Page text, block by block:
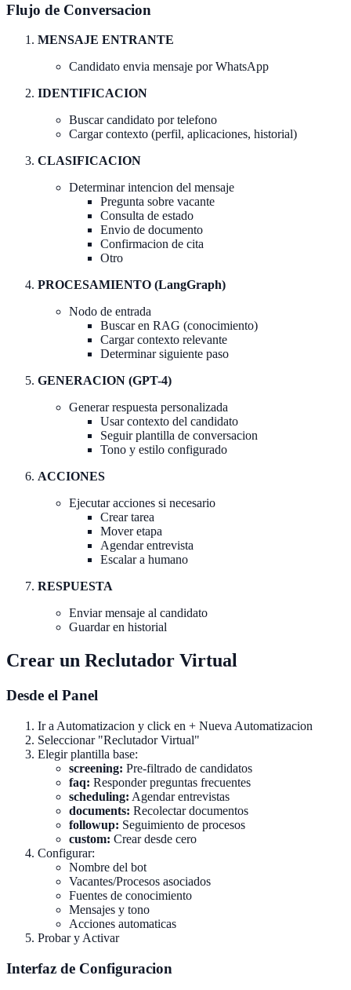
Flujo de Conversacion
MENSAJE ENTRANTE
Candidato envia mensaje por WhatsApp
IDENTIFICACION
Buscar candidato por telefono
Cargar contexto (perfil, aplicaciones, historial)
CLASIFICACION
Determinar intencion del mensaje
Pregunta sobre vacante
Consulta de estado
Envio de documento
Confirmacion de cita
Otro
PROCESAMIENTO (LangGraph)
Nodo de entrada
Buscar en RAG (conocimiento)
Cargar contexto relevante
Determinar siguiente paso
GENERACION (GPT-4)
Generar respuesta personalizada
Usar contexto del candidato
Seguir plantilla de conversacion
Tono y estilo configurado
ACCIONES
Ejecutar acciones si necesario
Crear tarea
Mover etapa
Agendar entrevista
Escalar a humano
RESPUESTA
Enviar mensaje al candidato
Guardar en historial
Crear un Reclutador Virtual
Desde el Panel
Ir a Automatizacion y click en + Nueva Automatizacion
Seleccionar "Reclutador Virtual"
Elegir plantilla base:
screening: Pre-filtrado de candidatos
faq: Responder preguntas frecuentes
scheduling: Agendar entrevistas
documents: Recolectar documentos
followup: Seguimiento de procesos
custom: Crear desde cero
Configurar:
Nombre del bot
Vacantes/Procesos asociados
Fuentes de conocimiento
Mensajes y tono
Acciones automaticas
Probar y Activar
Interfaz de Configuracion